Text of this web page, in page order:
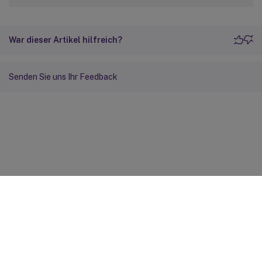
War dieser Artikel hilfreich?
Senden Sie uns Ihr Feedback